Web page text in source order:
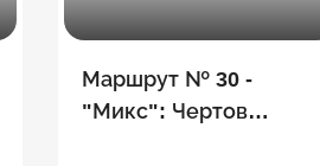
Маршрут № 30 -
"Микс": Чертов